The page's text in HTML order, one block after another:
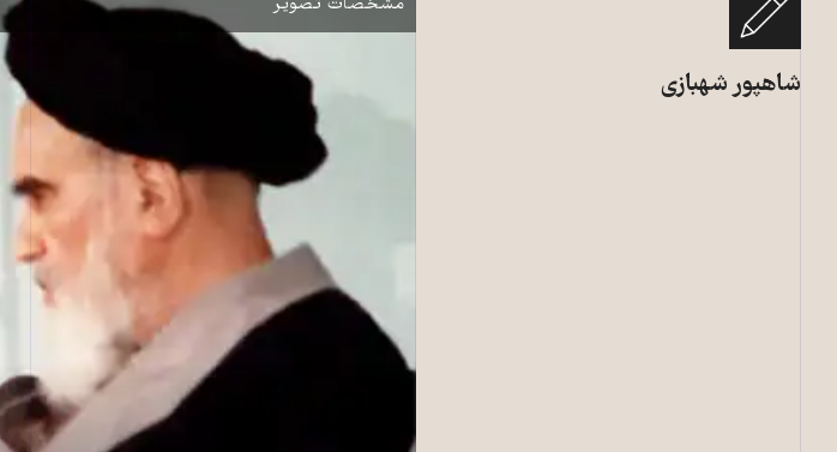
شاهپور شهبازی